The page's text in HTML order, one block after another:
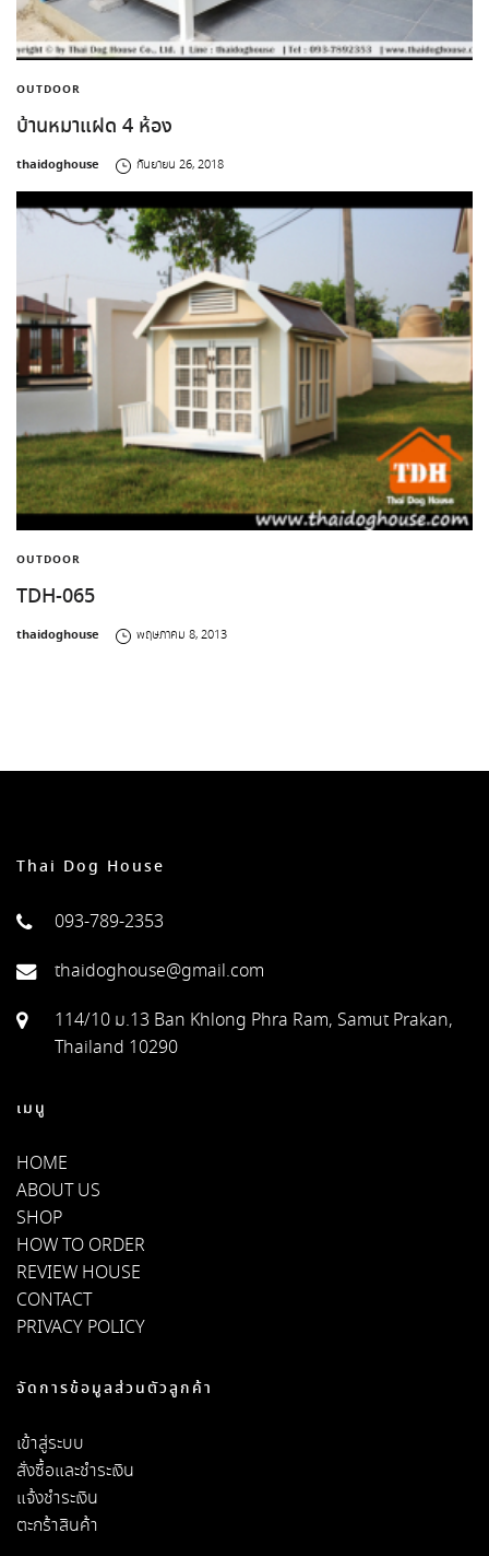
OUTDOOR
บ้านหมาแฝด 4 ห้อง
by
thaidoghouse กันยายน 26, 2018
OUTDOOR
TDH-065
by
thaidoghouse พฤษภาคม 8, 2013
Thai Dog House
093-789-2353
thaidoghouse@gmail.com
114/10 ม.13 Ban Khlong Phra Ram, Samut Prakan,
Thailand 10290
เมนู
HOME
ABOUT US
SHOP
HOW TO ORDER
REVIEW HOUSE
CONTACT
PRIVACY POLICY
จัดการข้อมูลส่วนตัวลูกค้า
เข้าสู่ระบบ
สั่งซื้อและชำระเงิน
แจ้งชำระเงิน
ตะกร้าสินค้า